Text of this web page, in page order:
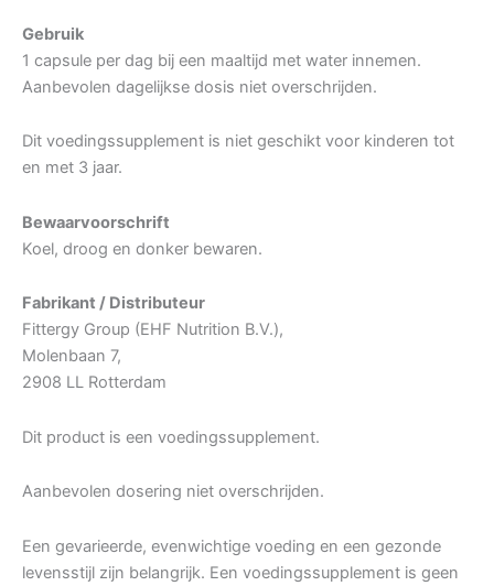
Gebruik
1 capsule per dag bij een maaltijd met water innemen.
Aanbevolen dagelijkse dosis niet overschrijden.
Dit voedingssupplement is niet geschikt voor kinderen tot
en met 3 jaar.
Bewaarvoorschrift
Koel, droog en donker bewaren.
Fabrikant / Distributeur
Fittergy Group (EHF Nutrition B.V.),
Molenbaan 7,
2908 LL Rotterdam
Dit product is een voedingssupplement.
Aanbevolen dosering niet overschrijden.
Een gevarieerde, evenwichtige voeding en een gezonde
levensstijl zijn belangrijk. Een voedingssupplement is geen